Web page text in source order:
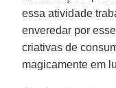
essa atividade
enveredar por
criativas de
magicamente em